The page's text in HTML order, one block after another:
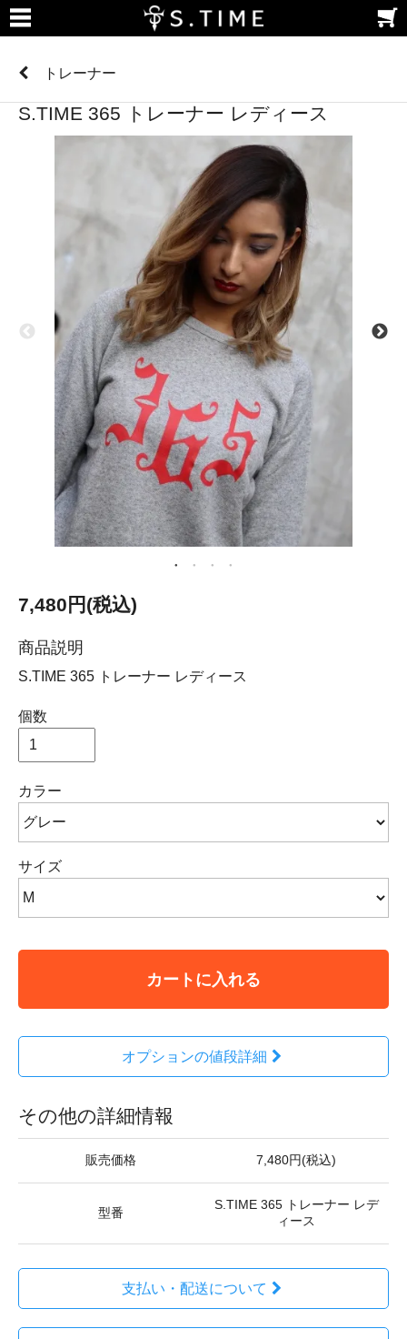
トレーナー
S.TIME 365 トレーナー レディース
7,480円(税込)
商品説明
S.TIME 365 トレーナー レディース
個数
カラー
サイズ
カートに入れる
オプションの値段詳細
その他の詳細情報
販売価格 7,480円(税込)
型番
S.TIME 365 トレーナー レデ
ィース
支払い・配送について